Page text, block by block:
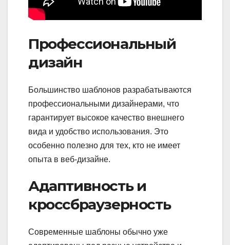
Профессиональный
дизайн
Большинство шаблонов разрабатываются
профессиональными дизайнерами, что
гарантирует высокое качество внешнего
вида и удобство использования. Это
особенно полезно для тех, кто не имеет
опыта в веб-дизайне.
Адаптивность и
кроссбраузерность
Современные шаблоны обычно уже